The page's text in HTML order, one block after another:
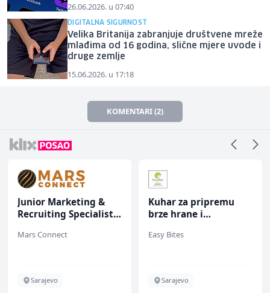
26.06.2026. u 07:40
DIGITALNA SIGURNOST
Velika Britanija zabranjuje društvene mreže
mlađima od 16 godina, slične mjere uvode i
druge zemlje
15.06.2026. u 17:18
KOMENTARI (2)
Junior Marketing &
Recruiting Specialist
Mars Connect
Sarajevo
Kuhar za pripremu
brze hrane i
ž)
Easy Bites
Sarajevo